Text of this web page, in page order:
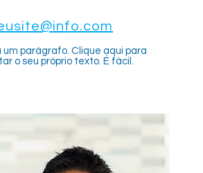
um parágrafo. Clique aqui para
o seu próprio texto. É fácil.